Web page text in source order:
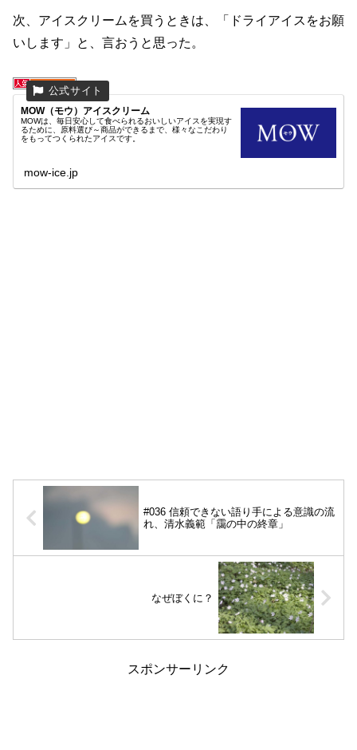
次、アイスクリームを買うときは、「ドライアイスをお願
いします」と、言おうと思った。
MOW（モウ）アイスクリーム
MOWは、毎日安心して食べられるおいしいアイスを実現す
るために、原料選び～商品ができるまで、様々なこだわり
をもってつくられたアイスです。
mow-ice.jp
#036 信頼できない語り手による意識の流
れ、清水義範「靄の中の終章」
なぜぼくに？
スポンサーリンク